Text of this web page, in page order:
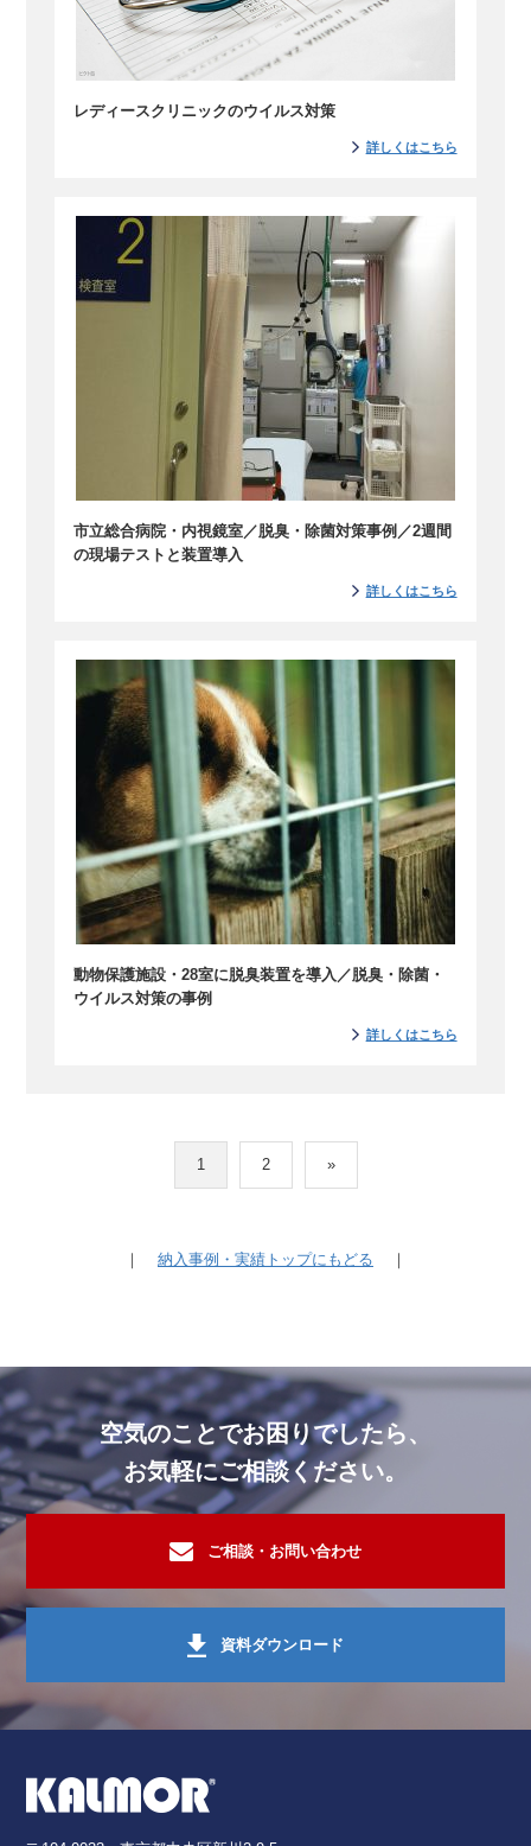
レディースクリニックのウイルス対策
詳しくはこちら
市立総合病院・内視鏡室／脱臭・除菌対策事例／2週間
の現場テストと装置導入
詳しくはこちら
動物保護施設・28室に脱臭装置を導入／脱臭・除菌・
ウイルス対策の事例
詳しくはこちら
1 2 »
｜ 納入事例・実績トップにもどる ｜
空気のことでお困りでしたら、
お気軽にご相談ください。
ご相談・お問い合わせ
資料ダウンロード